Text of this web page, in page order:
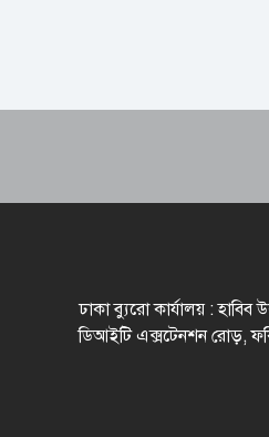
ঢাকা ব্যুরো কার্যালয় :
ডিআইটি এক্সটেনশন রোড়,